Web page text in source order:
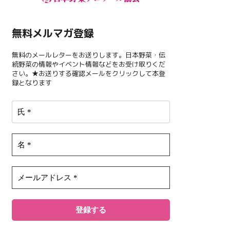
無料メルマガ登録
無料のメールレターをお送りします。日本野菜・伝
統野菜の情報やイベント情報などをお受け取りくだ
さい。★お送りする確認メールをクリックして本登
録となります